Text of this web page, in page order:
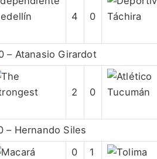
4 0
– Atanasio Girardot
2 0
– Hernando Siles
0
1